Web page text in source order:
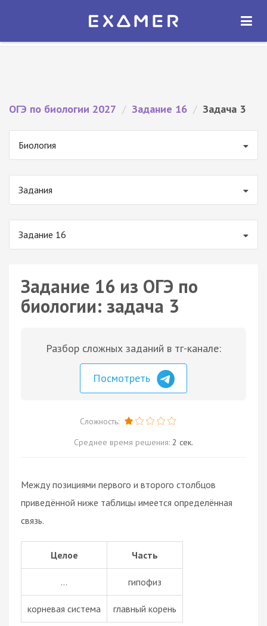
Экзамер — ЕГЭ 2027
ОТКРЫТЬ
ОГЭ по биологии 2027 / Задание 16 / Задача 3
Биология
Задания
Задание 16
Задание 16 из ОГЭ по
биологии: задача 3
Разбор сложных заданий в тг-канале:
Посмотреть
Сложность:
Среднее время решения: 2 сек.
Между позициями первого и второго столбцов
приведённой ниже таблицы имеется определённая
связь.
Целое Часть
… гипофиз
корневая система главный корень